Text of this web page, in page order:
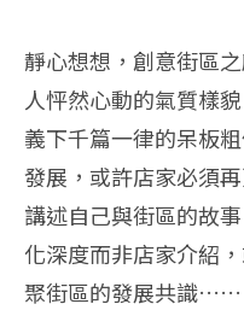
靜心想想，創意街區
人怦然心動的氣質樣
義下千篇一律的呆板
發展，或許店家必須
講述自己與街區的故
化深度而非店家介紹
聚街區的發展共識……